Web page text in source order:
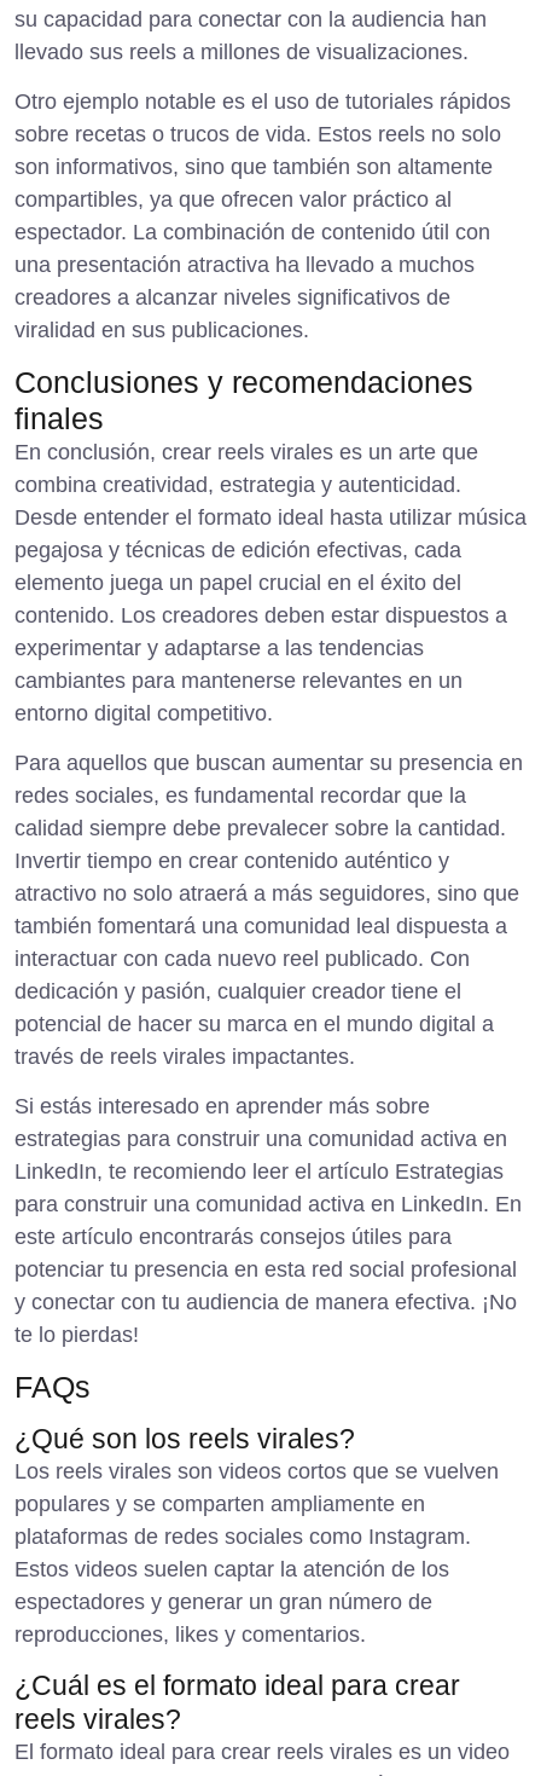
su capacidad para conectar con la audiencia han
llevado sus reels a millones de visualizaciones.
Otro ejemplo notable es el uso de tutoriales rápidos
sobre recetas o trucos de vida. Estos reels no solo
son informativos, sino que también son altamente
compartibles, ya que ofrecen valor práctico al
espectador. La combinación de contenido útil con
una presentación atractiva ha llevado a muchos
creadores a alcanzar niveles significativos de
viralidad en sus publicaciones.
Conclusiones y recomendaciones
finales
En conclusión, crear reels virales es un arte que
combina creatividad, estrategia y autenticidad.
Desde entender el formato ideal hasta utilizar música
pegajosa y técnicas de edición efectivas, cada
elemento juega un papel crucial en el éxito del
contenido. Los creadores deben estar dispuestos a
experimentar y adaptarse a las tendencias
cambiantes para mantenerse relevantes en un
entorno digital competitivo.
Para aquellos que buscan aumentar su presencia en
redes sociales, es fundamental recordar que la
calidad siempre debe prevalecer sobre la cantidad.
Invertir tiempo en crear contenido auténtico y
atractivo no solo atraerá a más seguidores, sino que
también fomentará una comunidad leal dispuesta a
interactuar con cada nuevo reel publicado. Con
dedicación y pasión, cualquier creador tiene el
potencial de hacer su marca en el mundo digital a
través de reels virales impactantes.
Si estás interesado en aprender más sobre
estrategias para construir una comunidad activa en
LinkedIn, te recomiendo leer el artículo Estrategias
para construir una comunidad activa en LinkedIn. En
este artículo encontrarás consejos útiles para
potenciar tu presencia en esta red social profesional
y conectar con tu audiencia de manera efectiva. ¡No
te lo pierdas!
FAQs
¿Qué son los reels virales?
Los reels virales son videos cortos que se vuelven
populares y se comparten ampliamente en
plataformas de redes sociales como Instagram.
Estos videos suelen captar la atención de los
espectadores y generar un gran número de
reproducciones, likes y comentarios.
¿Cuál es el formato ideal para crear
reels virales?
El formato ideal para crear reels virales es un video